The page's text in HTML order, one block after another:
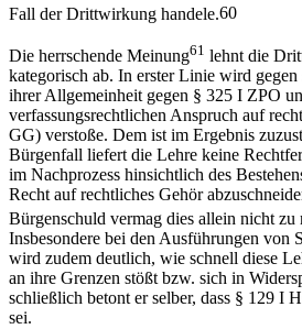
Fall der Drittwirkung handele.60
Die herrschende Meinung61 lehnt die
kategorisch ab. In erster Linie wird gegen
ihrer Allgemeinheit gegen § 325 I ZPO
verfassungsrechtlichen Anspruch auf
GG) verstoße. Dem ist im Ergebnis
Bürgenfall liefert die Lehre keine
im Nachprozess hinsichtlich des
Recht auf rechtliches Gehör
Bürgenschuld vermag dies allein nicht zu
Insbesondere bei den Ausführungen von
wird zudem deutlich, wie schnell diese
an ihre Grenzen stößt bzw. sich in
schließlich betont er selber, dass § 129 I
sei.